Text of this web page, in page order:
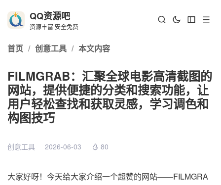
QQ资源吧
资源丰富 安全免费
首页 / 创意工具 / 本文内容
FILMGRAB：汇聚全球电影高清截图的
网站，提供便捷的分类和搜索功能，让
用户轻松查找和获取灵感，学习调色和
构图技巧
创意工具 2026-06-03 80
大家好呀！今天给大家介绍一个超赞的网站——FILMGRA